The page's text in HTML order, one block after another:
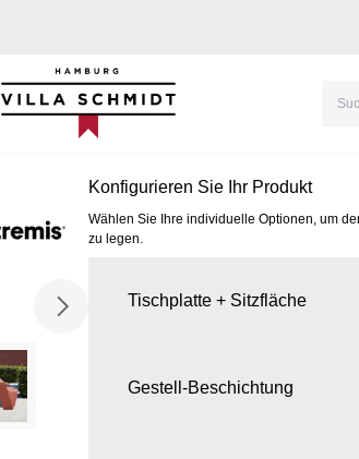
Villa Schmidt
Konfigurieren Sie Ihr Produkt
Wählen Sie Ihre individuelle Optionen, um
zu legen.
Tischplatte + Sitzfläche
Gestell-Beschichtung